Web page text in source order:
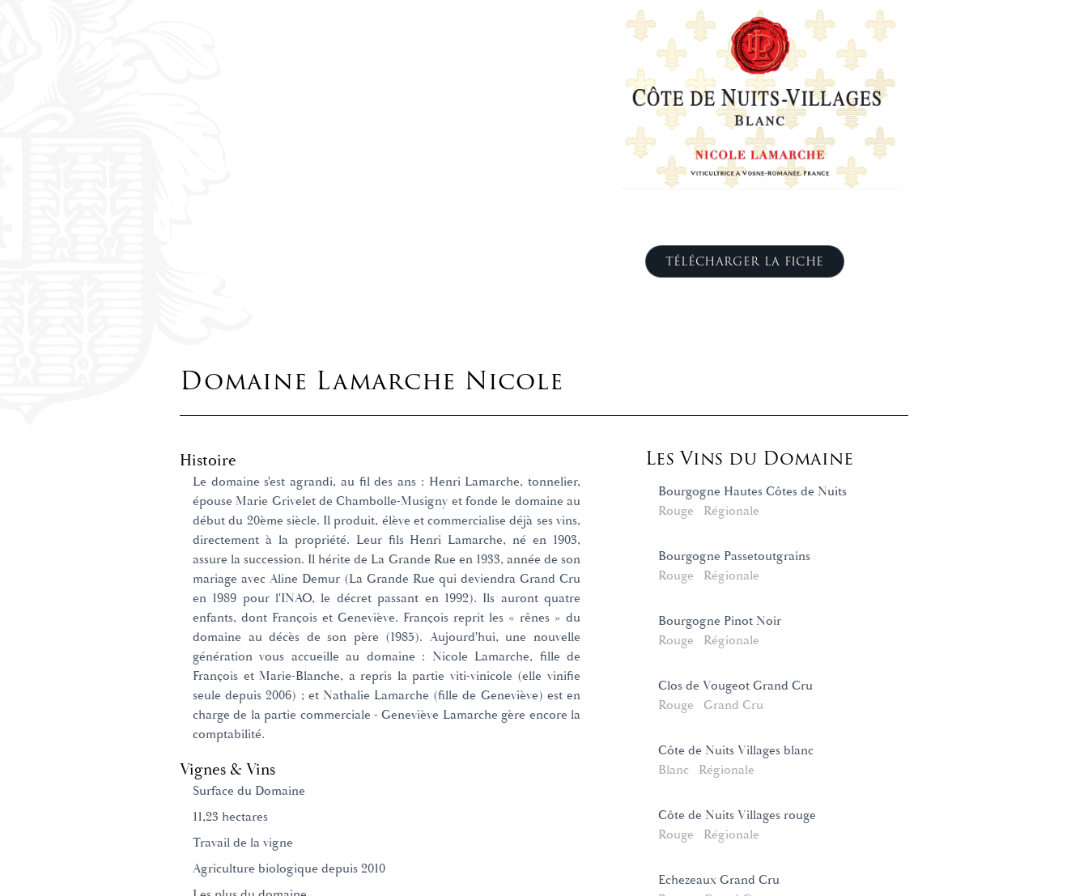
TÉLÉCHARGER LA FICHE
Domaine Lamarche Nicole
Histoire
Le domaine s'est agrandi, au fil des ans : Henri Lamarche, tonnelier,
épouse Marie Grivelet de Chambolle-Musigny et fonde le domaine au
début du 20ème siècle. Il produit, élève et commercialise déjà ses vins,
directement à la propriété. Leur fils Henri Lamarche, né en 1903,
assure la succession. Il hérite de La Grande Rue en 1933, année de son
mariage avec Aline Demur (La Grande Rue qui deviendra Grand Cru
en 1989 pour l'INAO, le décret passant en 1992). Ils auront quatre
enfants, dont François et Geneviève. François reprit les « rênes » du
domaine au décès de son père (1985). Aujourd'hui, une nouvelle
génération vous accueille au domaine : Nicole Lamarche, fille de
François et Marie-Blanche, a repris la partie viti-vinicole (elle vinifie
seule depuis 2006) ; et Nathalie Lamarche (fille de Geneviève) est en
charge de la partie commerciale - Geneviève Lamarche gère encore la
comptabilité.
Vignes & Vins
Surface du Domaine
11,23 hectares
Travail de la vigne
Agriculture biologique depuis 2010
Les Vins du Domaine
Bourgogne Hautes Côtes de Nuits
Rouge
Régionale
Bourgogne Passetoutgrains
Rouge
Régionale
Bourgogne Pinot Noir
Rouge
Régionale
Clos de Vougeot Grand Cru
Rouge
Grand Cru
Côte de Nuits Villages blanc
Blanc
Régionale
Côte de Nuits Villages rouge
Rouge
Régionale
Echezeaux Grand Cru